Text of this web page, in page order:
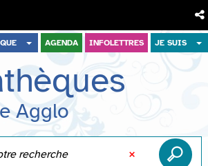
AGENDA INFOLETTRES JE SUIS
thèques
Agglo